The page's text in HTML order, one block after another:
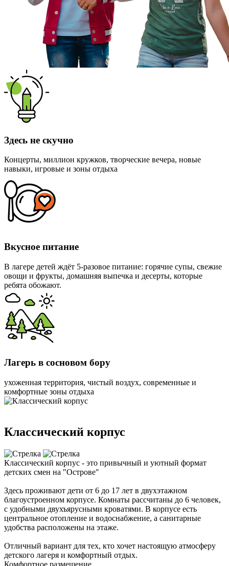
Здесь не скучно
Концерты, миллион кружков, творческие вечера, новые
навыки, игровые и зоны отдыха
Вкусное питание
В лагере детей ждёт 5-разовое питание: горячие супы, свежие
овощи и фрукты, домашняя выпечка и десерты, которые
ребята обожают.
Лагерь в сосновом бору
ухоженная территория, чистый воздух, современные и
комфортные зоны отдыха
Классический корпус
Классический корпус - это привычный и уютный формат
детских смен на "Острове"
Здесь проживают дети от 6 до 17 лет в двухэтажном
благоустроенном корпусе. Комнаты рассчитаны до 6 человек,
с удобными двухъярусными кроватями. В корпусе есть
центральное отопление и водоснабжение, а санитарные
удобства расположены на этаже.
Отличный вариант для тех, кто хочет настоящую атмосферу
детского лагеря и комфортный отдых.
Комфортное размещение